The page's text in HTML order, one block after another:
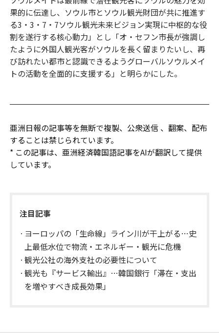
果的に伝達し、ソウル市とソウル観光財団が共に推進す
る3・3・7・7ソウル観光未来ビジョン実現に中枢的な役
割を遂行する核心動力」とし「オ・セフン市長が強調し
たように外国人観光客がソウルを長く留まりたいし、再
び訪れたい都市と認識できるようグローバルソウルメイ
トの活動を全面的に支援する」と明らかにした。
亜洲日報の記事等を無断で複製、公衆送信 、翻案、配布
することは禁じられています。
* この記事は、亜洲経済韓国語記事をAIが翻訳して提供
しています。
注目記事
ヨーロッパの「生命線」ライン川が干上がる…史
上最低水位で物流・エネルギー・観光に危機
観光公社の海外支社の必要性について
観光も『サービス輸出』…韓国銀行「滞在・支出
を増やすべき成長効果」